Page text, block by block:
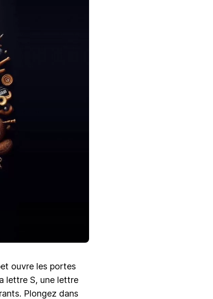
ouvre les portes
lettre S, une lettre
Plongez dans